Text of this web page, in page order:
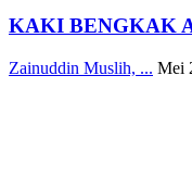
KAKI BENGKAK
Zainuddin Muslih, ... Mei